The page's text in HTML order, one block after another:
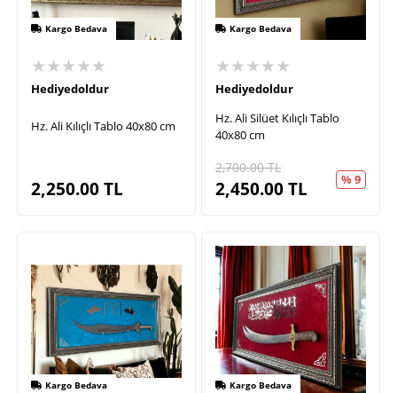
Kargo Bedava
★★★★★
Hediyedoldur
Hz. Ali Kılıçlı Tablo 40x80 cm
2,250.00TL
Kargo Bedava
★★★★★
Hediyedoldur
Hz. Ali Silüet Kılıçlı Tablo
40x80 cm
2,700.00TL
2,450.00TL % 9
Kargo Bedava Kargo Bedava